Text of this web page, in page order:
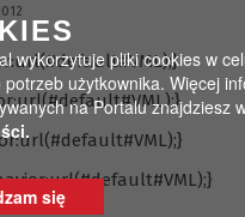
wykorzytuje pliki cookies w
użytkownika. Więcej
na Portalu znajdziesz
się